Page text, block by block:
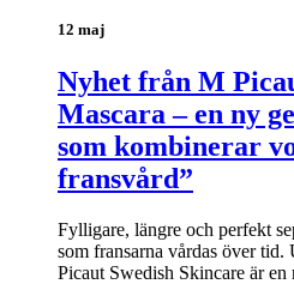
12 maj
Nyhet från M
Mascara – en ny
som kombinerar
fransvård”
Fylligare, längre och perfekt
som fransarna vårdas över
Picaut Swedish Skincare är en